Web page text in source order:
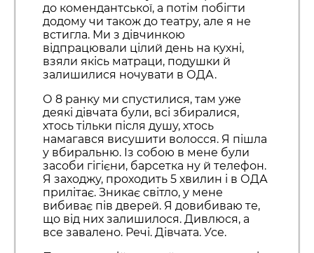
до комендантської, а потім побігти
додому чи також до театру, але я не
встигла. Ми з дівчинкою
відпрацювали цілий день на кухні,
взяли якісь матраци, подушки й
залишилися ночувати в ОДА.
О 8 ранку ми спустилися, там уже
деякі дівчата були, всі збиралися,
хтось тільки після душу, хтось
намагався висушити волосся. Я пішла
у вбиральню. Із собою в мене були
засоби гігієни, барсетка ну й телефон.
Я заходжу, проходить 5 хвилин і в ОДА
прилітає. Зникає світло, у мене
вибиває пів дверей. Я довибиваю те,
що від них залишилося. Дивлюся, а
все завалено. Речі. Дівчата. Усе.